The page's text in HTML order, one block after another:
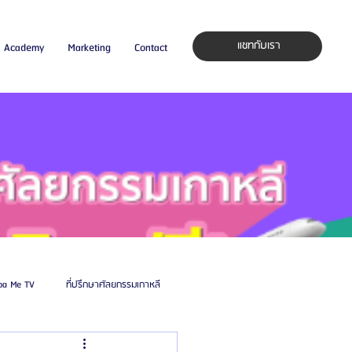
Academy Marketing Contact แชทกับเรา
Me TV ที่ปรึกษาศัลยกรรมเกาหลี
ศัลยแพทย์ ประเทศเกาหลี